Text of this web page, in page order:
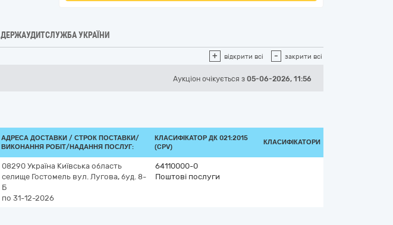
ДЕРЖАУДИТСЛУЖБА УКРАЇНИ
+ відкрити всі - закрити всі
Аукціон очікується з 05-06-2026, 11:56
АДРЕСА ДОСТАВКИ / СТРОК ПОСТАВКИ/
ВИКОНАННЯ РОБІТ/НАДАННЯ ПОСЛУГ:
КЛАСИФІКАТОР ДК 021:2015
(CPV)
КЛАСИФІКАТОРИ
08290 Україна Київська область
селище Гостомель вул. Лугова, буд. 8-
Б
по 31-12-2026
64110000-0
Поштові послуги